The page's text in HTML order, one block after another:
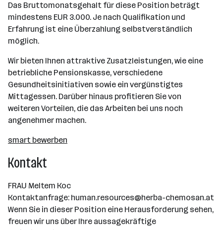
Das Bruttomonatsgehalt für diese Position beträgt
mindestens EUR 3.000. Je nach Qualifikation und
Erfahrung ist eine Überzahlung selbstverständlich
möglich.
Wir bieten Ihnen attraktive Zusatzleistungen, wie eine
betriebliche Pensionskasse, verschiedene
Gesundheitsinitiativen sowie ein vergünstigtes
Mittagessen. Darüber hinaus profitieren Sie von
weiteren Vorteilen, die das Arbeiten bei uns noch
angenehmer machen.
smart bewerben
Kontakt
FRAU Meltem Koc
Kontaktanfrage: human.resources@herba-chemosan.at
Wenn Sie in dieser Position eine Herausforderung sehen,
freuen wir uns über Ihre aussagekräftige